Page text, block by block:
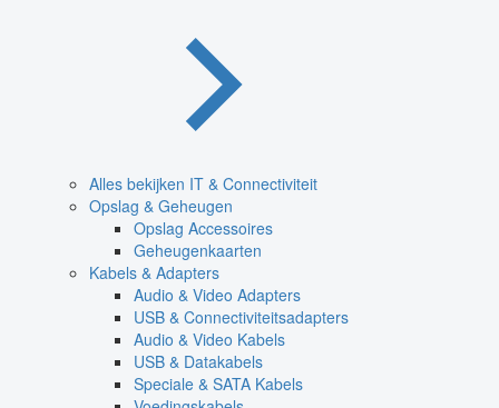
Alles bekijken IT & Connectiviteit
Opslag & Geheugen
Opslag Accessoires
Geheugenkaarten
Kabels & Adapters
Audio & Video Adapters
USB & Connectiviteitsadapters
Audio & Video Kabels
USB & Datakabels
Speciale & SATA Kabels